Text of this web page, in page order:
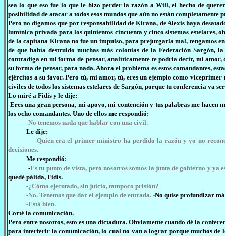
sea lo que eso fue lo que le hizo perder la razón a Will, el hecho de
posibilidad de atacar a todos esos mundos que aún no están
Pero no digamos que por responsabilidad de Kirana, de Alexis haya
lumínica privada para los quinientos cincuenta y cinco sistemas estelares,
de la capitana Kirana no fue un impulso, para prejuzgarla mal, tengamos
de que había destruido muchas más colonias de la Federación Sargón,
contradiga en mi forma de pensar, analíticamente te podría decir, mi
su forma de pensar, para nada. Ahora el problema es estos comandantes,
ejércitos a su favor. Pero tú, mi amor, tú, eres un ejemplo como
civiles de todos los sistemas estelares de Sargón, porque tu conferencia va
Lo miré a Fidis y le dije:
-Eres una gran persona, mi apoyo, mi contención y tus palabras me hacen
los ocho comandantes. Uno de ellos me respondió:
-No tenemos nada que hablar con una civil.
Le dije:
-Quien era el primer ministro ha perdido la razón y yo no
decisiones.
Me respondió:
-Es tu punto de vista, pero nosotros somos la junta de gobierno y ya
quedé pálida, Fidis.
-¿Cómo ejecutado, sin juicio, tampoco prisión?
-No. Tenemos que dar el ejemplo de entrada. -No quise profundizar
-Está bien.
Corté la comunicación.
Pero entre nosotros, esto es una dictadura. Obviamente cuando dé la
para interferir la comunicación, lo cual no van a lograr porque muchos de